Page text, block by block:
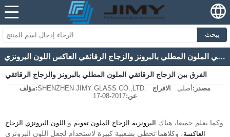
يبحث
الفرق بين الزجاج الرقائقي الملون المطلي بالبرونز والزجاج الرقائقي العاكس اللون البرونزي
الفرق بين الزجاج الرقائقي الملون المطلي بالبرونز والزجاج الرقائقي
العاكس اللون البرونزي
مؤلف:SHENZHEN JIMY GLASS CO.,LTD. مصدر: أصلي
الافراج
عن:2017-08-17
وكما نعلم جميعا، هناك البرونزية الزجاج الملون تعويم و اللون البرونزي الزجاج
العاكسة، وكلاهما تحظى بشعبية كبيرة لاستخدام لجعل اللون البرونزي